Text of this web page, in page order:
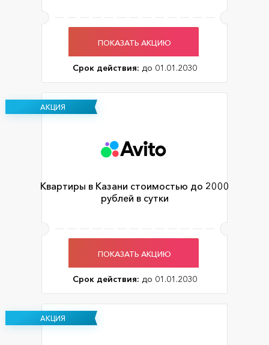
ПОКАЗАТЬ АКЦИЮ
Срок действия: до 01.01.2030
АКЦИЯ
Квартиры в Казани стоимостью до 2000
рублей в сутки
ПОКАЗАТЬ АКЦИЮ
Срок действия: до 01.01.2030
АКЦИЯ